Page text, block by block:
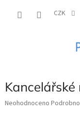
CZK
Průměrné
Neohodnoceno